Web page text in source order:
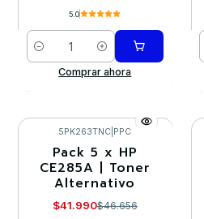
5.0
Cantidad
Comprar ahora
-10%
5PK263TNC PPC
Pack 5 x HP
CE285A | Toner
Alternativo
$41.990$46.656